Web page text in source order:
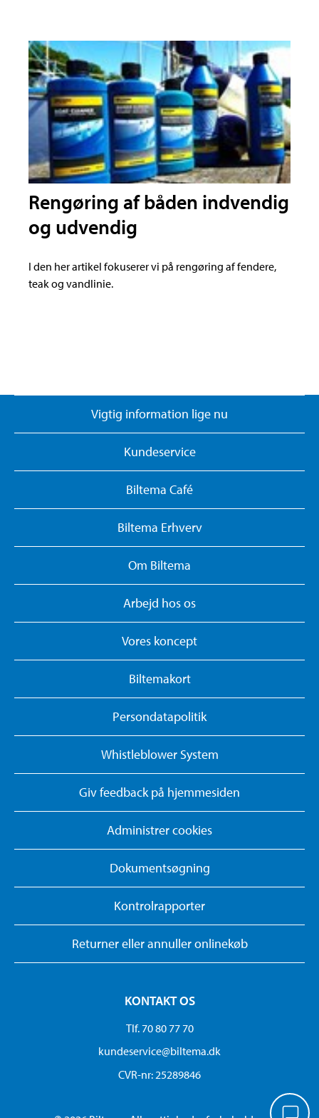
Rengøring af båden indvendig
og udvendig
I den her artikel fokuserer vi på rengøring af fendere,
teak og vandlinie.
Vigtig information lige nu
Kundeservice
Biltema Café
Biltema Erhverv
Om Biltema
Arbejd hos os
Vores koncept
Biltemakort
Persondatapolitik
Whistleblower System
Giv feedback på hjemmesiden
Administrer cookies
Dokumentsøgning
Kontrolrapporter
Returner eller annuller onlinekøb
KONTAKT OS
Tlf. 70 80 77 70
kundeservice@biltema.dk
CVR-nr: 25289846